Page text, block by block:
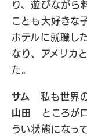
り、遊びながら
ことも大好きな
ホテルに就職し
なり、アメリカ
た。
サム
私も世界の
山田
ところが
うい状態になっ